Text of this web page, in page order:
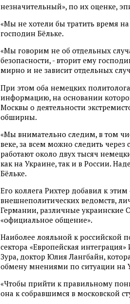
незначительный», по их оценке,
«Мы не хотели бы тратить время
господин Бёльке.
«Мы говорим не об отдельных
безопасности, - вторит ему
мирно и не зависит отдельных
При этом оба немецких
информацию, на основании
Москвы о деятельности
обширны.
«Мы внимательно следим, в том
веке, за всем можно следить
работают около двух тысяч
как на Украине, так и в России.
Бёльке.
Его коллега Рихтер добавил к
внешнеполитических ведомств,
Германии, различные украинские
«официальное общение».
Наиболее лояльной к российской
сектора «Европейская
Зура, доктор Юлия Лангбайн,
обмену мнениями по ситуации на
«Чтобы прийти к правильному
она к собравшимся в московской